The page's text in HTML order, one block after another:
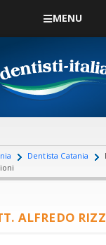
MENU
Dentista Catania
ALFREDO